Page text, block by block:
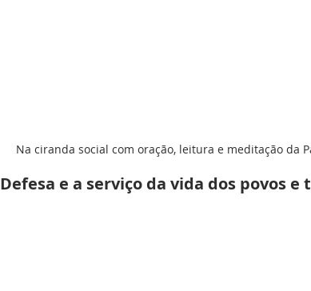
Na ciranda social com oração, leitura e meditação da
Defesa e a serviço da vida dos povos